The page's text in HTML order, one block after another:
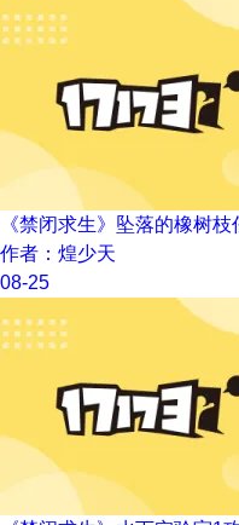
《禁闭求生》坠落的橡树
作者：煌少天
08-25